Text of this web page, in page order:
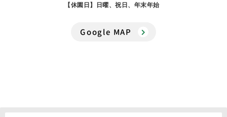
【休園日】日曜、祝日、年末年始
Google MAP